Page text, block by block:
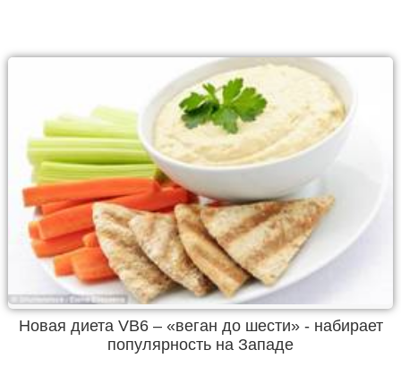
Новая диета VB6 – «веган до шести» - набирает
популярность на Западе